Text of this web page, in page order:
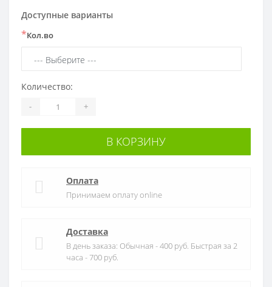
Доступные варианты
*Кол.во
Количество:
- +
В КОРЗИНУ
Оплата
Принимаем оплату online
Доставка
В день заказа: Обычная - 400 руб. Быстрая за 2
часа - 700 руб.